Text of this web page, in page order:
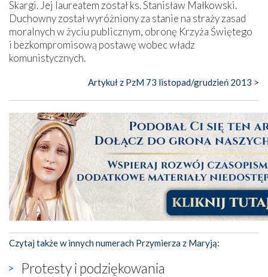
Skargi. Jej laureatem został ks. Stanisław Małkowski.
Duchowny został wyróżniony za stanie na straży zasad
moralnych w życiu publicznym, obronę Krzyża Świętego
i bezkompromisową postawę wobec władz
komunistycznych.
Artykuł z PzM 73 listopad/grudzień 2013 >
Czytaj także w innych numerach Przymierza z Maryją:
Protesty i podziękowania